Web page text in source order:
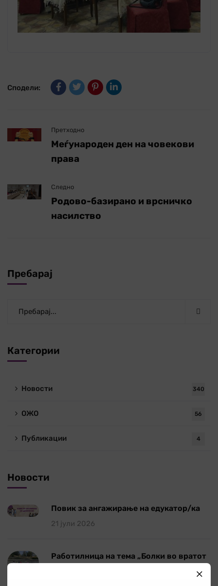
Сподели:
Претходно
Меѓународен ден на човекови
права
Следно
Родово-базирано и врсничко
насилство
Пребарај
Категории
Новости 340
ОЖО 56
Публикации 4
Новости
Повик за ангажирање на едукатор/ка
21 јули 2026
Работилница на тема „Болки во вратот